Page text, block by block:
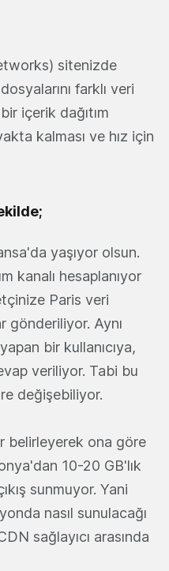
sitenizde
farklı veri
içerik dağıtım
kalması ve hız için
yaşıyor olsun.
kanalı hesaplanıyor
Paris veri
gönderiliyor. Aynı
bir kullanıcıya,
veriliyor. Tabi bu
değişebiliyor.
belirleyerek ona göre
10-20 GB'lık
sunmuyor. Yani
nasıl sunulacağı
sağlayıcı arasında